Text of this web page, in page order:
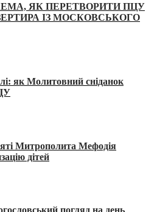
ЯК ПЕРЕТВОРИТИ ПЦУ
ІЗ МОСКОВСЬКОГО
як Молитовний сніданок
Митрополита Мефодія
дітей
погляд на день